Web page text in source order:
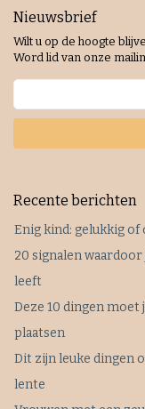
Nieuwsbrief
Wilt u op de hoogte
Word lid van onze
Recente berichten
Enig kind: gelukkig of
20 signalen
leeft
Deze 10 dingen moet
plaatsen
Dit zijn leuke dingen
lente